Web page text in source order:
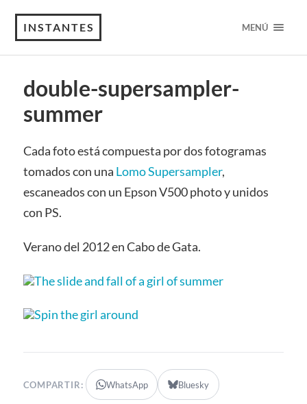
INSTANTES MENÚ
double-supersampler-
summer
Cada foto está compuesta por dos fotogramas
tomados con una Lomo Supersampler,
escaneados con un Epson V500 photo y unidos
con PS.
Verano del 2012 en Cabo de Gata.
COMPARTIR: WhatsApp Bluesky